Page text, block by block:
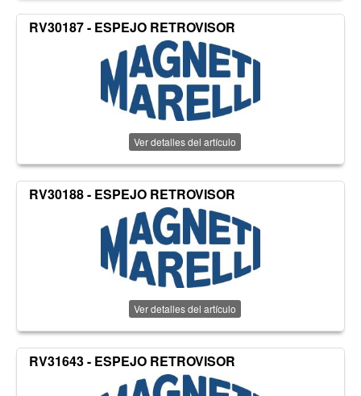
RV30187 - ESPEJO RETROVISOR
Ver detalles del artículo
RV30188 - ESPEJO RETROVISOR
Ver detalles del artículo
RV31643 - ESPEJO RETROVISOR